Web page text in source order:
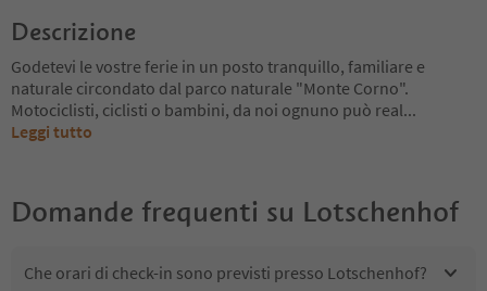
Descrizione
Godetevi le vostre ferie in un posto tranquillo, familiare e
naturale circondato dal parco naturale "Monte Corno".
Motociclisti, ciclisti o bambini, da noi ognuno può real...
Leggi tutto
Domande frequenti su Lotschenhof
Che orari di check-in sono previsti presso Lotschenhof?